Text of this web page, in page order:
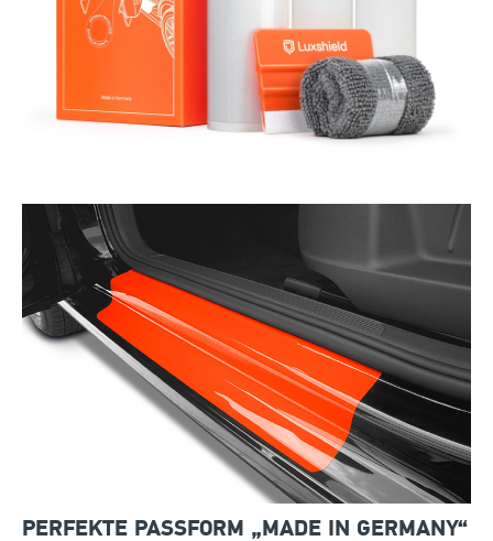
PERFEKTE PASSFORM „MADE IN GERMANY“